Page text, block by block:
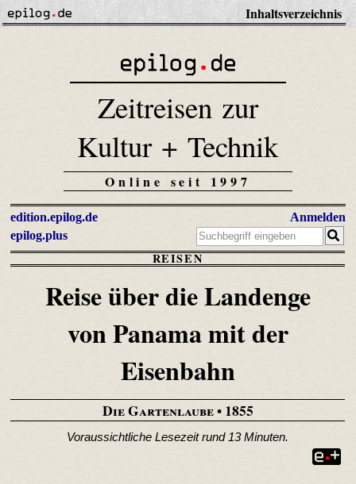
Inhaltsverzeichnis
Zeitreisen zur
Kultur + Technik
Online seit 1997
edition.epilog.de
epilog.plus
Anmelden
REISEN
Reise über die Landenge
von Panamamit der
Eisenbahn
Die Gartenlaube• 1855
Voraussichtliche Lesezeit rund 13 Minuten.